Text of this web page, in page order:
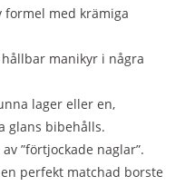
formel med krämiga
manikyr i några
lager eller en,
glans bibehålls.
”förtjockade naglar”.
perfekt matchad borste